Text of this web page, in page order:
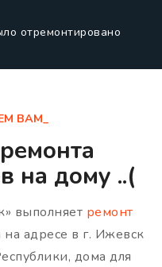
отремонтировано
ВАМ_
на дому ..(
выполняет ремонт
на адресе в г. Ижевск
дома для